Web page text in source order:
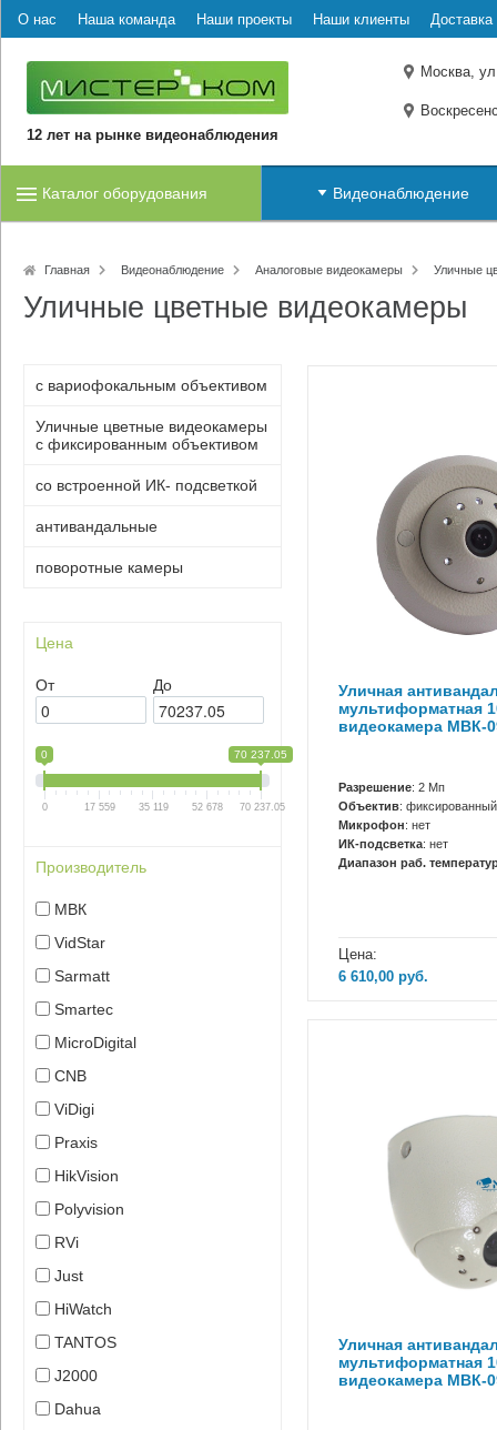
О нас Наша команда Наши проекты Наши клиенты Доставка
12 лет на рынке видеонаблюдения
Москва,
Каталог оборудования Видеонаблюдение
Главная Видеонаблюдение Аналоговые видеокамеры Уличные
Уличные цветные видеокамеры
с вариофокальным объективом
Уличные цветные видеокамеры
c фиксированным объективом
со встроенной ИК- подсветкой
антивандальные
поворотные камеры
Цена
От До
0 70 237.05
0 17 559 35 119 52 678 70 237.05
Производитель
МВК
VidStar
Sarmatt
Smartec
MicroDigital
CNB
ViDigi
Praxis
HikVision
Polyvision
RVi
Just
HiWatch
TANTOS
J2000
Dahua
Уличная
мультиформатная
видеокамера МВК-
Разрешение: 2 Мп
Объектив: фиксированный
Микрофон: нет
ИК-подсветка: нет
Диапазон раб.
Цена:
6 610,00 руб.
Уличная
мультиформатная
видеокамера МВК-